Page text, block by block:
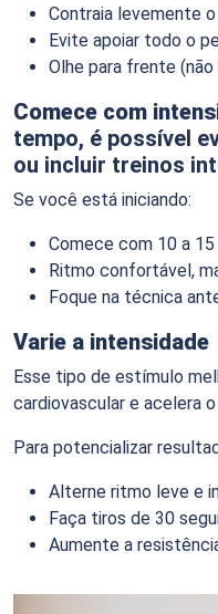
Contraia levemente
Evite apoiar todo o
Olhe para frente
Comece com
tempo, é possível
ou incluir treinos
Se você está iniciando:
Comece com 10 a
Ritmo confortável,
Foque na técnica
Varie a intensidade
Esse tipo de estímulo
cardiovascular e acelera
Para potencializar
Alterne ritmo leve e
Faça tiros de 30
Aumente a